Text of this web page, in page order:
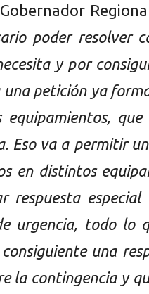
poder resolver
y por
petición ya
equipamientos,
Eso va a permitir
en distintos
respuesta
urgencia, todo lo
una
la contingencia y